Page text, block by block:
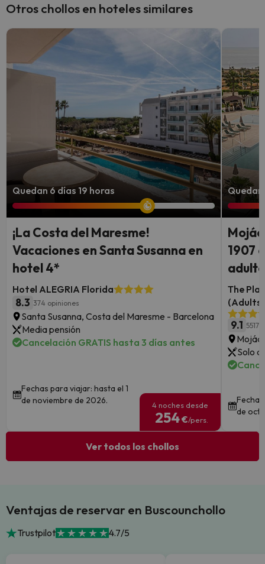
Otros chollos en hoteles similares
Quedan 6 días 19 horas
¡La Costa del Maresme!
Vacaciones en Santa Susanna en
hotel 4*
Hotel ALEGRIA Florida
8.3 374 opiniones
Santa Susanna, Costa del Maresme - Barcelona
Media pensión
Cancelación GRATIS hasta 3 días antes
Fechas para viajar: hasta el 1
de noviembre de 2026.
4 noches desde
254€/pers.
Quedan
1907
The
(Adults
9.1 5517
Solo
de
Ver todos los chollos
Ventajas de reservar en Buscounchollo
Trustpilot 4.7/5